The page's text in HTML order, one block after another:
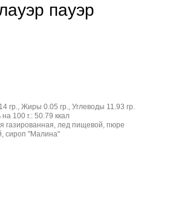
пауэр
гр., Жиры 0.05 гр., Углеводы 11.93 гр.
100 г.: 50.79 ккал
газированная, лед пищевой, пюре
сироп "Малина"